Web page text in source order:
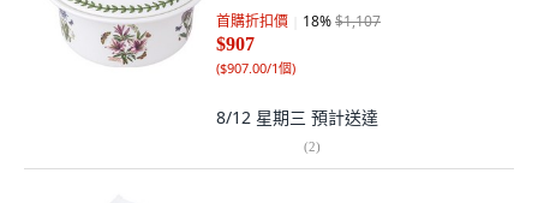
首購折扣價 18%$1,107
$907
($907.00/1個)
8/12 星期三 預計送達
(2)